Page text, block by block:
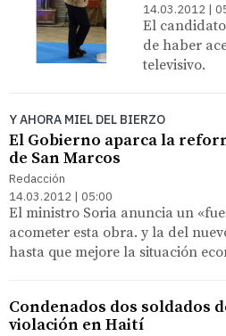
14.03.2012 |
El
de haber
televisivo.
Y AHORA MIEL DEL BIERZO
El Gobierno aparca la
de San Marcos
Redacción
14.03.2012 | 05:00
El ministro Soria anuncia un
acometer esta obra. y la del
hasta que mejore la situación
Condenados dos soldados
violación en Haití